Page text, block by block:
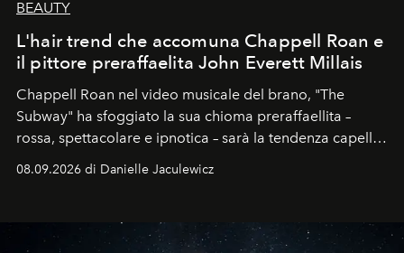
BEAUTY
L'hair trend che accomuna Chappell Roan e
il pittore preraffaelita John Everett Millais
Chappell Roan nel video musicale del brano, "The
Subway" ha sfoggiato la sua chioma preraffaellita –
rossa, spettacolare e ipnotica – sarà la tendenza capelli
08.09.2026 di Danielle Jaculewicz